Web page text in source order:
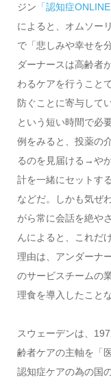
ジン 「認知症ONLINE
によると、オムソー
で「悲しみや幸せを
ダーナースは高齢者
わるケアを行うこと
防ぐことに寄与して
という短い時間で必
例をみると、投薬の
るのを見届ける→や
計を一緒にセットす
などだ。しかも気ぜ
がら常に会話を絶や
んによると、これだ
理由は、アンダーナ
のサービスチームの
理食を導入したこと
スウェーデンは、
齢者ケアの主軸を「
認知症ケアの為の国